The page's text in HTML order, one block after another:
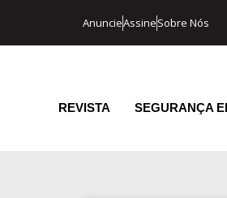
AnuncieAssineSobre Nós
REVISTA SEGURANÇA